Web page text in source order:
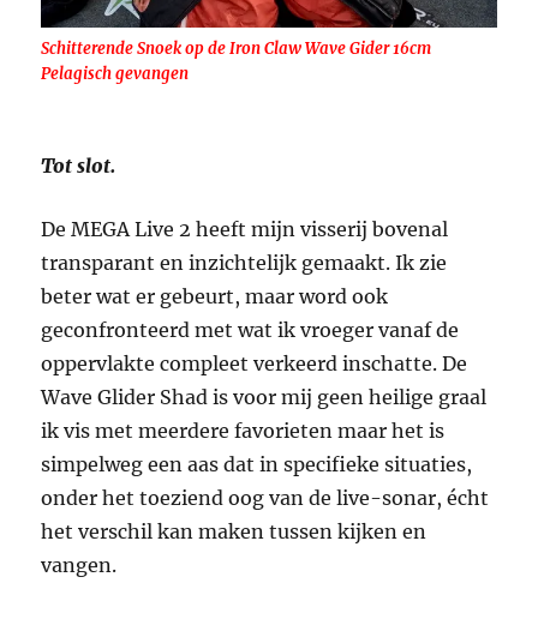
Schitterende Snoek op de Iron Claw Wave Gider 16cm
Pelagisch gevangen
Tot slot.
De MEGA Live 2 heeft mijn visserij bovenal
transparant en inzichtelijk gemaakt. Ik zie
beter wat er gebeurt, maar word ook
geconfronteerd met wat ik vroeger vanaf de
oppervlakte compleet verkeerd inschatte. De
Wave Glider Shad is voor mij geen heilige graal
ik vis met meerdere favorieten maar het is
simpelweg een aas dat in specifieke situaties,
onder het toeziend oog van de live-sonar, écht
het verschil kan maken tussen kijken en
vangen.